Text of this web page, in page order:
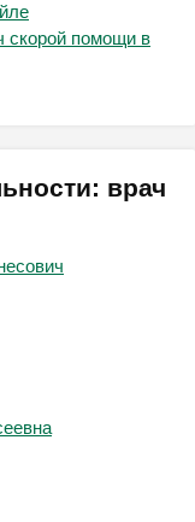
скорой помощи в
врач